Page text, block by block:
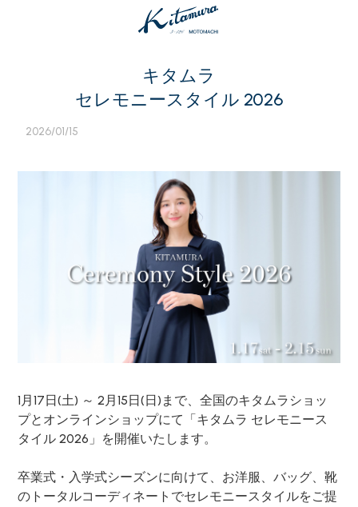
キタムラ
セレモニースタイル 2026
2026/01/15
1月17日(土) ～ 2月15日(日)まで、全国のキタムラショッ
プとオンラインショップにて「キタムラ セレモニース
タイル 2026」を開催いたします。
卒業式・入学式シーズンに向けて、お洋服、バッグ、靴
のトータルコーディネートでセレモニースタイルをご提